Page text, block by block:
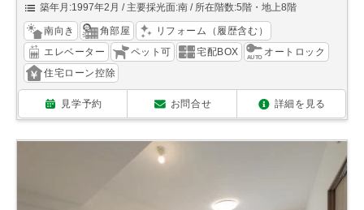
築年月:1997年2月
主要採光面:南 所在階数:5階・地上8階
南向き 角部屋
リフォーム（履歴含む）
エレベーター
ペット可 宅配BOX
オートロック
住宅ローン控除
見学予約 お問合せ 詳細を見る